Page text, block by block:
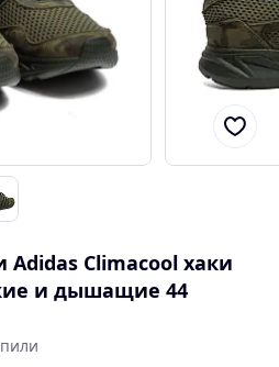
Climacool хаки
и дышащие 44